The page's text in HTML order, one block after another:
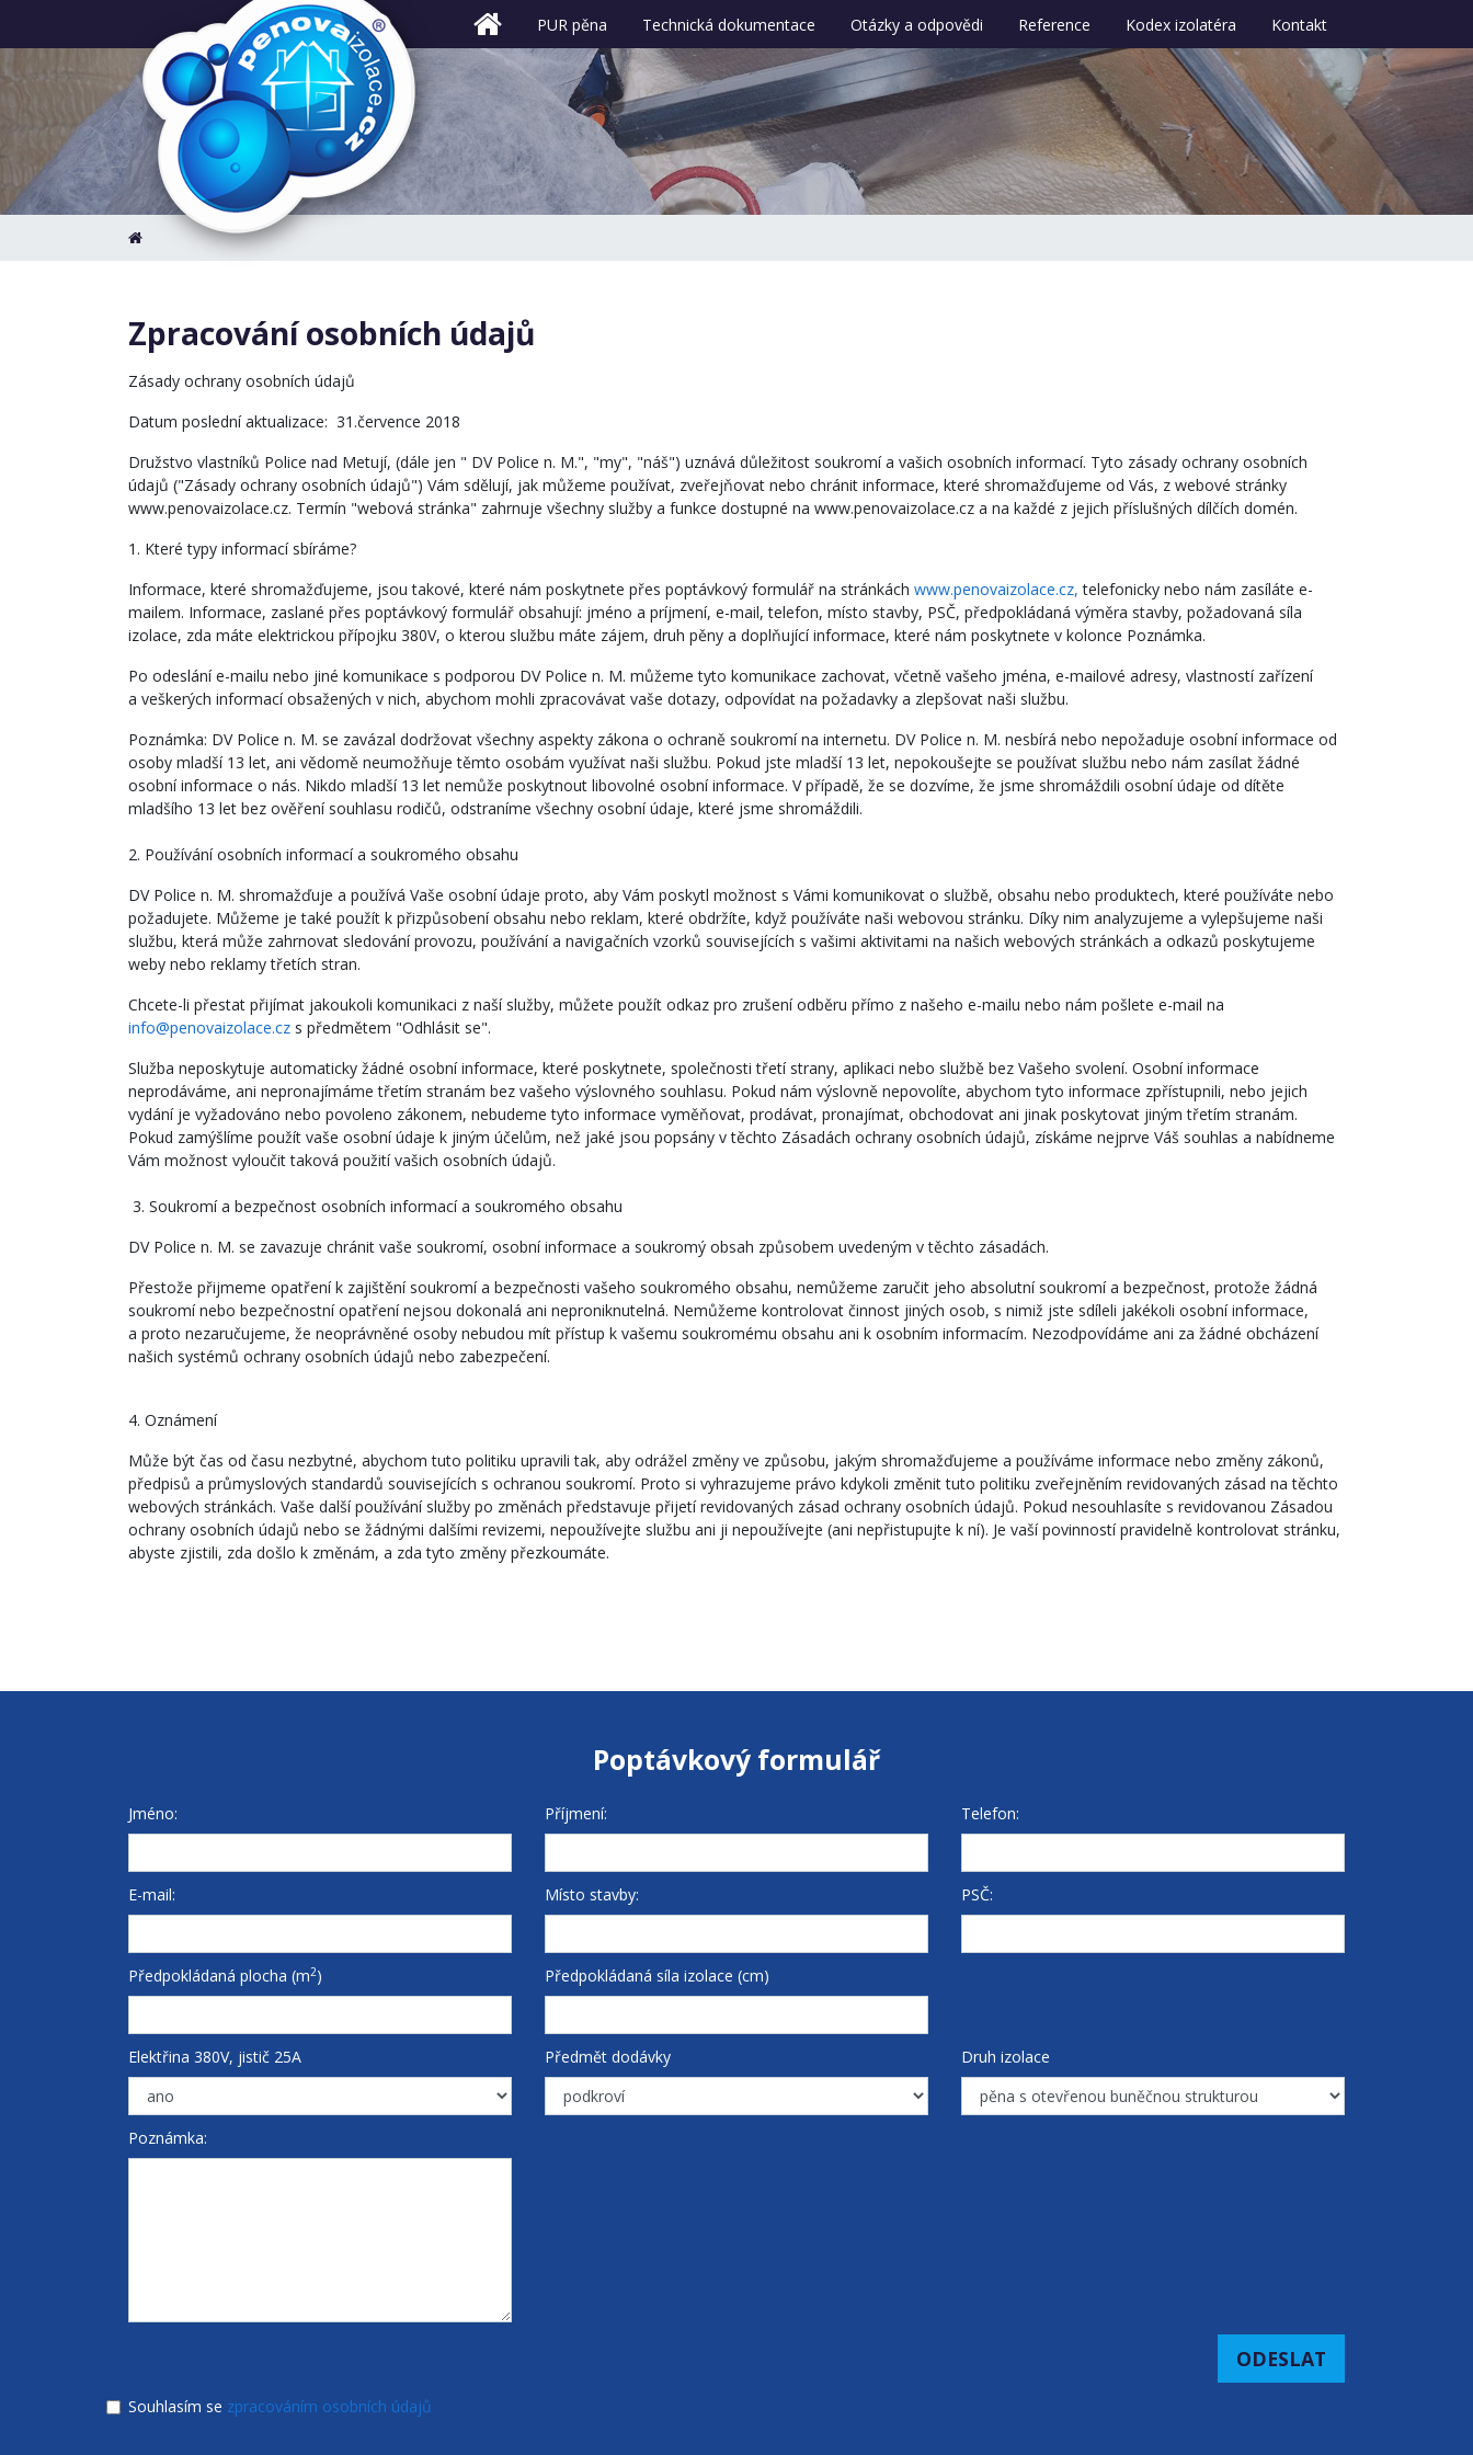
PUR pěna Technická dokumentace Otázky a odpovědi Reference Kodex izolatéra Kontakt
Zpracování osobních údajů
Zásady ochrany osobních údajů
Datum poslední aktualizace: 31.července 2018
Družstvo vlastníků Police nad Metují, (dále jen " DV Police n. M.", "my", "náš") uznává důležitost soukromí a vašich osobních informací. Tyto zásady ochrany osobních
údajů ("Zásady ochrany osobních údajů") Vám sdělují, jak můžeme používat, zveřejňovat nebo chránit informace, které shromažďujeme od Vás, z webové stránky
www.penovaizolace.cz. Termín "webová stránka" zahrnuje všechny služby a funkce dostupné na www.penovaizolace.cz a na každé z jejich příslušných dílčích domén.
1. Které typy informací sbíráme?
Informace, které shromažďujeme, jsou takové, které nám poskytnete přes poptávkový formulář na stránkách www.penovaizolace.cz, telefonicky nebo nám zasíláte e-
mailem. Informace, zaslané přes poptávkový formulář obsahují: jméno a príjmení, e-mail, telefon, místo stavby, PSČ, předpokládaná výměra stavby, požadovaná síla
izolace, zda máte elektrickou přípojku 380V, o kterou službu máte zájem, druh pěny a doplňující informace, které nám poskytnete v kolonce Poznámka.
Po odeslání e-mailu nebo jiné komunikace s podporou DV Police n. M. můžeme tyto komunikace zachovat, včetně vašeho jména, e-mailové adresy, vlastností zařízení
a veškerých informací obsažených v nich, abychom mohli zpracovávat vaše dotazy, odpovídat na požadavky a zlepšovat naši službu.
Poznámka: DV Police n. M. se zavázal dodržovat všechny aspekty zákona o ochraně soukromí na internetu. DV Police n. M. nesbírá nebo nepožaduje osobní informace od
osoby mladší 13 let, ani vědomě neumožňuje těmto osobám využívat naši službu. Pokud jste mladší 13 let, nepokoušejte se používat službu nebo nám zasílat žádné
osobní informace o nás. Nikdo mladší 13 let nemůže poskytnout libovolné osobní informace. V případě, že se dozvíme, že jsme shromáždili osobní údaje od dítěte
mladšího 13 let bez ověření souhlasu rodičů, odstraníme všechny osobní údaje, které jsme shromáždili.
2. Používání osobních informací a soukromého obsahu
DV Police n. M. shromažďuje a používá Vaše osobní údaje proto, aby Vám poskytl možnost s Vámi komunikovat o službě, obsahu nebo produktech, které používáte nebo
požadujete. Můžeme je také použít k přizpůsobení obsahu nebo reklam, které obdržíte, když používáte naši webovou stránku. Díky nim analyzujeme a vylepšujeme naši
službu, která může zahrnovat sledování provozu, používání a navigačních vzorků souvisejících s vašimi aktivitami na našich webových stránkách a odkazů poskytujeme
weby nebo reklamy třetích stran.
Chcete-li přestat přijímat jakoukoli komunikaci z naší služby, můžete použít odkaz pro zrušení odběru přímo z našeho e-mailu nebo nám pošlete e-mail na
info@penovaizolace.cz s předmětem "Odhlásit se".
Služba neposkytuje automaticky žádné osobní informace, které poskytnete, společnosti třetí strany, aplikaci nebo službě bez Vašeho svolení. Osobní informace
neprodáváme, ani nepronajímáme třetím stranám bez vašeho výslovného souhlasu. Pokud nám výslovně nepovolíte, abychom tyto informace zpřístupnili, nebo jejich
vydání je vyžadováno nebo povoleno zákonem, nebudeme tyto informace vyměňovat, prodávat, pronajímat, obchodovat ani jinak poskytovat jiným třetím stranám.
Pokud zamýšlíme použít vaše osobní údaje k jiným účelům, než jaké jsou popsány v těchto Zásadách ochrany osobních údajů, získáme nejprve Váš souhlas a nabídneme
Vám možnost vyloučit taková použití vašich osobních údajů.
3. Soukromí a bezpečnost osobních informací a soukromého obsahu
DV Police n. M. se zavazuje chránit vaše soukromí, osobní informace a soukromý obsah způsobem uvedeným v těchto zásadách.
Přestože přijmeme opatření k zajištění soukromí a bezpečnosti vašeho soukromého obsahu, nemůžeme zaručit jeho absolutní soukromí a bezpečnost, protože žádná
soukromí nebo bezpečnostní opatření nejsou dokonalá ani neproniknutelná. Nemůžeme kontrolovat činnost jiných osob, s nimiž jste sdíleli jakékoli osobní informace,
a proto nezaručujeme, že neoprávněné osoby nebudou mít přístup k vašemu soukromému obsahu ani k osobním informacím. Nezodpovídáme ani za žádné obcházení
našich systémů ochrany osobních údajů nebo zabezpečení.
4. Oznámení
Může být čas od času nezbytné, abychom tuto politiku upravili tak, aby odrážel změny ve způsobu, jakým shromažďujeme a používáme informace nebo změny zákonů,
předpisů a průmyslových standardů souvisejících s ochranou soukromí. Proto si vyhrazujeme právo kdykoli změnit tuto politiku zveřejněním revidovaných zásad na těchto
webových stránkách. Vaše další používání služby po změnách představuje přijetí revidovaných zásad ochrany osobních údajů. Pokud nesouhlasíte s revidovanou Zásadou
ochrany osobních údajů nebo se žádnými dalšími revizemi, nepoužívejte službu ani ji nepoužívejte (ani nepřistupujte k ní). Je vaší povinností pravidelně kontrolovat stránku,
abyste zjistili, zda došlo k změnám, a zda tyto změny přezkoumáte.
Poptávkový formulář
Jméno: Příjmení: Telefon:
E-mail: Místo stavby: PSČ:
Předpokládaná plocha (m2) Předpokládaná síla izolace (cm)
Elektřina 380V, jistič 25A Předmět dodávky Druh izolace
Poznámka:
Souhlasím se zpracováním osobních údajů